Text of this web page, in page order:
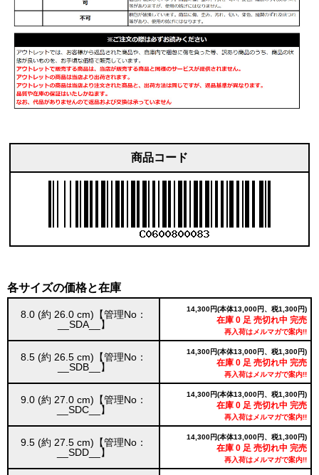
商品コード
各サイズの価格と在庫
8.0 (約 26.0 cm)【管理No：
__SDA__】
14,300円(本体13,000円、税1,300円)
在庫 0 足 売切れ中 完売
再入荷はメルマガで案内!!
8.5 (約 26.5 cm)【管理No：
__SDB__】
14,300円(本体13,000円、税1,300円)
在庫 0 足 売切れ中 完売
再入荷はメルマガで案内!!
9.0 (約 27.0 cm)【管理No：
__SDC__】
14,300円(本体13,000円、税1,300円)
在庫 0 足 売切れ中 完売
再入荷はメルマガで案内!!
9.5 (約 27.5 cm)【管理No：
__SDD__】
14,300円(本体13,000円、税1,300円)
在庫 0 足 売切れ中 完売
再入荷はメルマガで案内!!